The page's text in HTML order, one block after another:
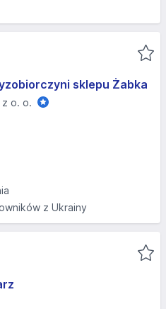
sklepu Żabka
z o. o.
z Ukrainy